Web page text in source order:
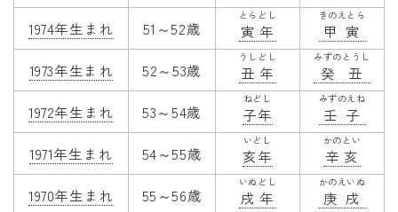
1974年生まれ 51～52歳 寅年
とらどし
甲寅
きのえとら
1973年生まれ 52～53歳 丑年
うしどし
癸丑
みずのとうし
1972年生まれ 53～54歳 子年
ねどし
壬子
みずのえね
1971年生まれ 54～55歳 亥年
いどし
辛亥
かのとい
1970年生まれ 55～56歳 戌年
いぬどし
庚戌
かのえいぬ